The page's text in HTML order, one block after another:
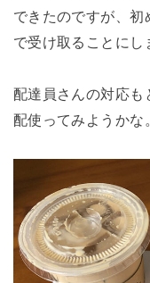
できたのですが、
で受け取ることにし
配達員さんの対応も
配使ってみようかな。